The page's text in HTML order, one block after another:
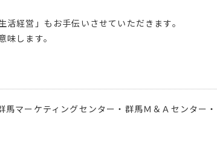
経営」もお手伝いさせていただきます。
します。
マーケティングセンター・群馬Ｍ＆Ａセンター・